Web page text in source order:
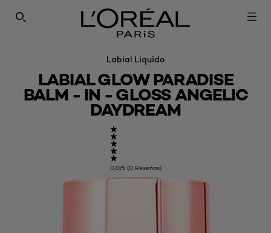
SEARCH THIS SITE
Labial Liquido
LABIAL GLOW PARADISE
BALM - IN - GLOSS ANGELIC
DAYDREAM
0,0/5 (0 Reseñas)